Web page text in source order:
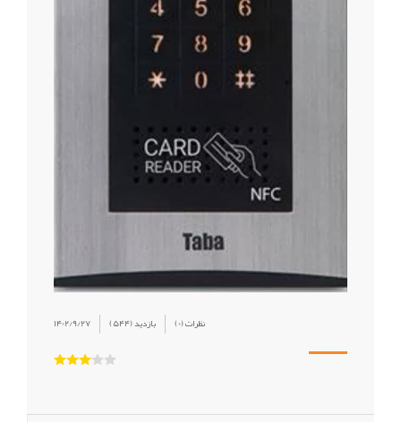
1402/9/27 (544) بازدید (0) نظرات